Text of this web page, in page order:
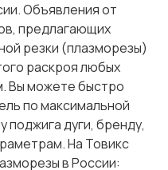
Бетономешалки
Аккумуляторные
отвертки
Объявления от
предлагающих
резки (плазморезы)
раскроя любых
Вы можете быстро
по максимальной
поджига дуги, бренду,
На Товикс
в России: